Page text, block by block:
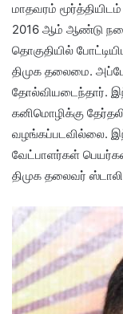
மாதவரம்
2016 ஆம் ஆண்டு
தொகுதியில்
திமுக தலைமை.
தோல்வியடைந்தார்.
கனிமொழிக்கு
வழங்கப்படவில்லை.
வேட்பாளர்கள்
திமுக தலைவர்